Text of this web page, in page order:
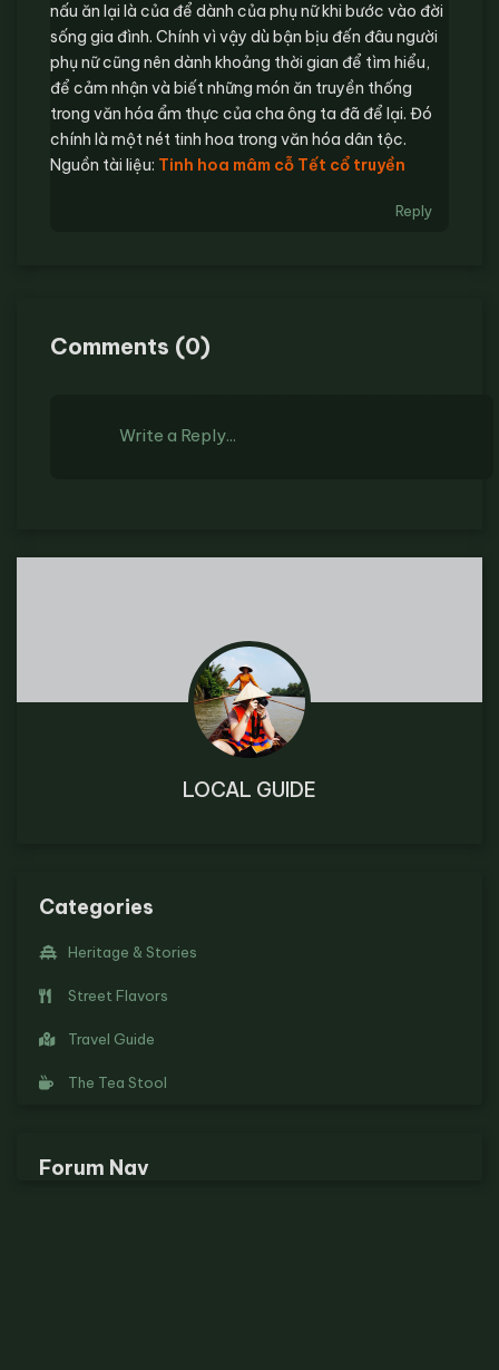
nấu ăn lại là của để dành của phụ nữ khi bước vào đời
sống gia đình. Chính vì vậy dù bận bịu đến đâu người
phụ nữ cũng nên dành khoảng thời gian để tìm hiểu,
để cảm nhận và biết những món ăn truyền thống
trong văn hóa ẩm thực của cha ông ta đã để lại. Đó
chính là một nét tinh hoa trong văn hóa dân tộc.
Nguồn tài liệu: Tinh hoa mâm cỗ Tết cổ truyền
Reply
Comments (0)
Write a Reply...
LOCAL GUIDE
Categories
Heritage & Stories
Street Flavors
Travel Guide
The Tea Stool
Forum Nav